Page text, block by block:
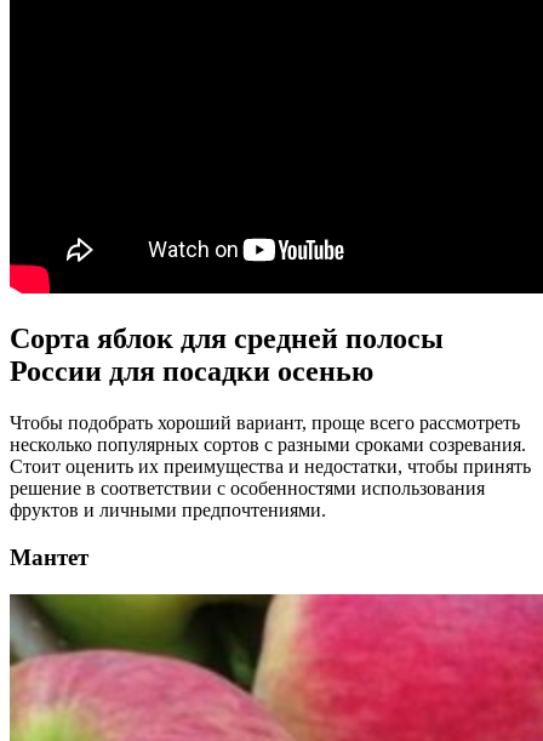
Сорта яблок для средней полосы
России для посадки осенью
Чтобы подобрать хороший вариант, проще всего рассмотреть
несколько популярных сортов с разными сроками созревания.
Стоит оценить их преимущества и недостатки, чтобы принять
решение в соответствии с особенностями использования
фруктов и личными предпочтениями.
Мантет